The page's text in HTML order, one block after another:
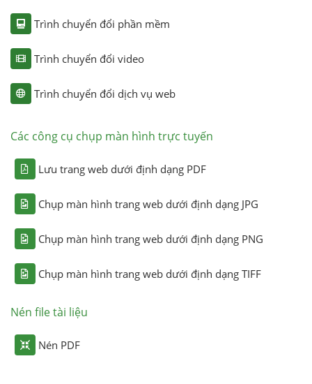
Trình chuyển đổi phần mềm
Trình chuyển đổi video
Trình chuyển đổi dịch vụ web
Các công cụ chụp màn hình trực tuyến
Lưu trang web dưới định dạng PDF
Chụp màn hình trang web dưới định dạng JPG
Chụp màn hình trang web dưới định dạng PNG
Chụp màn hình trang web dưới định dạng TIFF
Nén file tài liệu
Nén PDF